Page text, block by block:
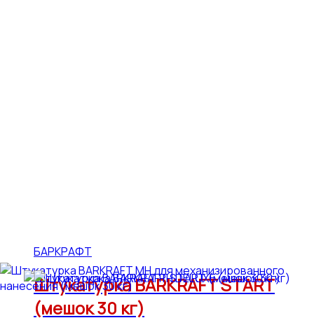
БАРКРАФТ
Штукатурка BARKRAFT START
(мешок 30 кг)